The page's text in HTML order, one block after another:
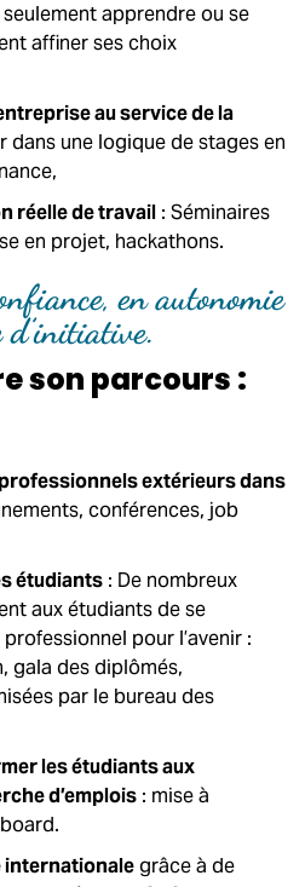
seulement apprendre ou se
affiner ses choix
au service de la
dans une logique de stages en
réelle de travail: Séminaires
en projet, hackathons.
en autonomie
d’initiative.
son parcours :
extérieurs dans
conférences, job
étudiants: De nombreux
aux étudiants de se
pour l’avenir :
gala des diplômés,
par le bureau des
les étudiants aux
d’emplois: mise à
internationalegrâce à de